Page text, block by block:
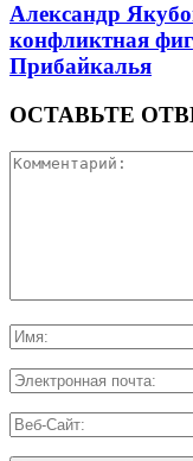
Александр
конфликтная
Прибайкалья
ОСТАВЬТЕ